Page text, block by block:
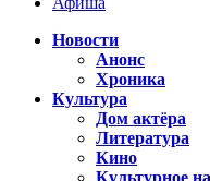
Новости
Анонс
Хроника
Культура
Дом актёра
Литература
Кино